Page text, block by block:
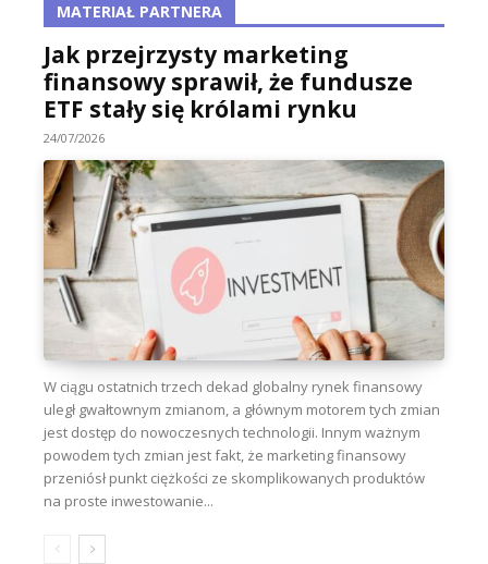
MATERIAŁ PARTNERA
Jak przejrzysty marketing
finansowy sprawił, że fundusze
ETF stały się królami rynku
24/07/2026
W ciągu ostatnich trzech dekad globalny rynek finansowy
uległ gwałtownym zmianom, a głównym motorem tych zmian
jest dostęp do nowoczesnych technologii. Innym ważnym
powodem tych zmian jest fakt, że marketing finansowy
przeniósł punkt ciężkości ze skomplikowanych produktów
na proste inwestowanie...